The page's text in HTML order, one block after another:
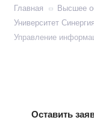
Главная
Высшее
Университет Синергия
Управление
Оставить